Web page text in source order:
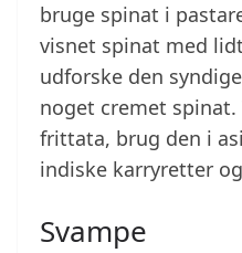
bruge spinat i
visnet spinat med
udforske den
noget cremet
frittata, brug den i
indiske karryretter
Svampe